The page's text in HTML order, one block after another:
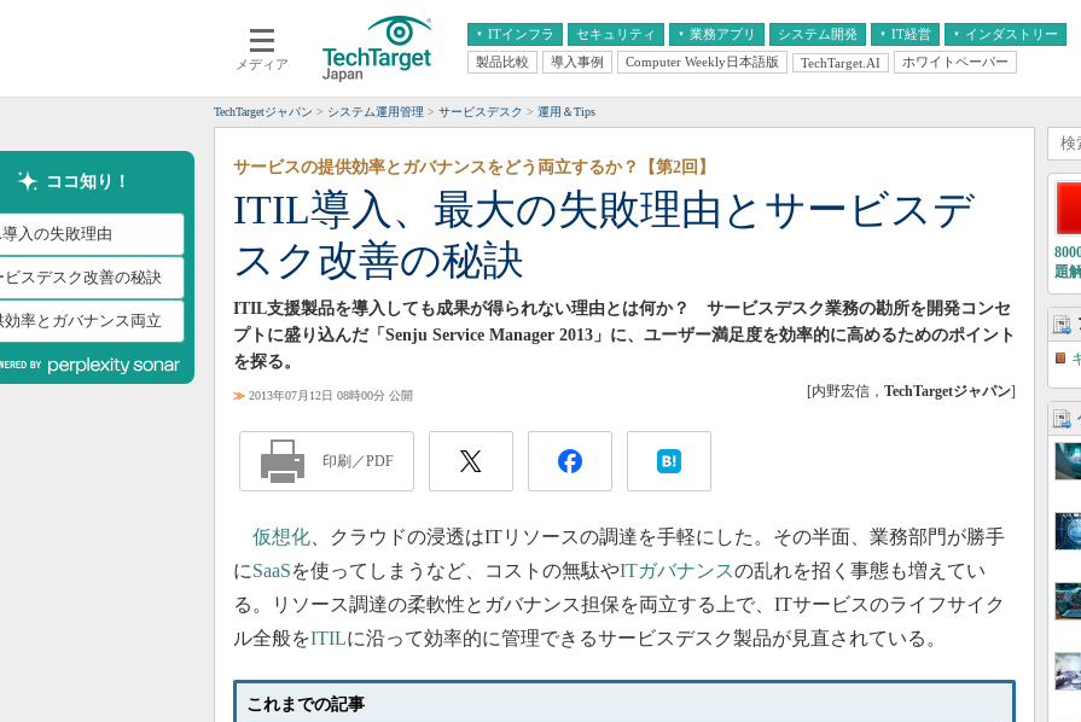
メディア
ITインフラ
クラウド
スマートモバイル
ネットワーク
システム運用管理
セキュリティ 業務アプリ
エンタープライズAI
ERP
CX
情報系システム
システム開発 IT経営
経営とIT
インダストリー
医療IT
製品比較 導入事例 Computer Weekly日本語版 TechTarget.AI ホワイトペーパー
TechTargetジャパン システム運用管理 サービスデスク 運用＆Tips
ココ知り！
入の失敗理由
ビスデスク改善の秘訣
効率とガバナンス両立
ITIL導入、最大の失敗理由とサービスデ
スク改善の秘訣
サービスの提供効率とガバナンスをどう両立するか？【第2回】
ITIL支援製品を導入しても成果が得られない理由とは何か？ サービスデスク業務の勘所を開発コンセ
プトに盛り込んだ「Senju Service Manager 2013」に、ユーザー満足度を効率的に高めるためのポイント
を探る。
≫ 2013年07月12日 08時00分 公開 [内野宏信， TechTargetジャパン]
印刷／PDF
仮想化 、クラウドの浸透はITリソースの調達を手軽にした。その半面、業務部門が勝手
にSaaSを使ってしまうなど、コストの無駄やITガバナンスの乱れを招く事態も増えてい
る。リソース調達の柔軟性とガバナンス担保を両立する上で、ITサービスのライフサイク
ル全般をITILに沿って効率的に管理できるサービスデスク製品が見直されている。
これまでの記事
題